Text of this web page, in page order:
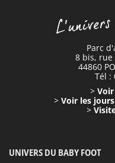
Parc
8 bis, rue
44860
Tél :
>
> Voir les
>
UNIVERS DU BABY FOOT